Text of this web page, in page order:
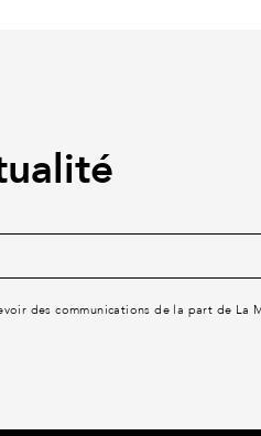
des communications de la part de La